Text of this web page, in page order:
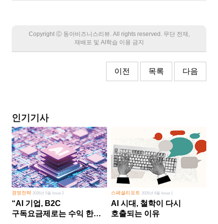
Copyright Ⓒ 동아비즈니스리뷰. All rights reserved. 무단 전재,
재배포 및 AI학습 이용 금지
이전 목록 다음
인기기사
경영전략 2026년 5월 Issue 2
“AI 기업, B2C
구독요금제로는 수익 한계
스페셜리포트 2026년 8월 Issue 1
AI 시대, 철학이 다시
호출되는 이유